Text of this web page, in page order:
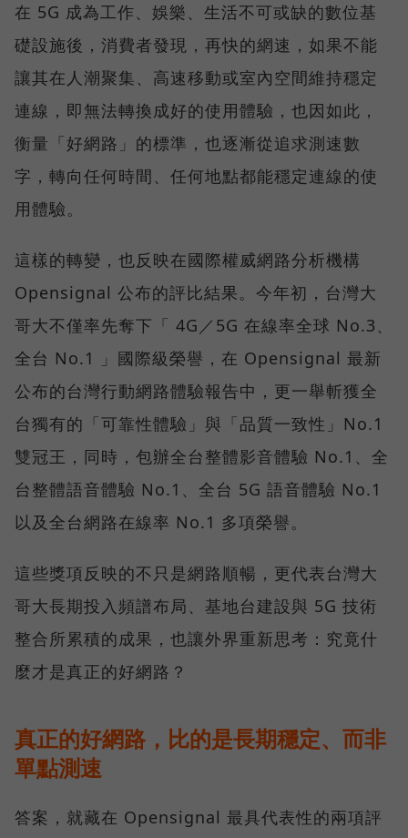
在 5G 成為工作、娛樂、生活不可或缺的數位基
礎設施後，消費者發現，再快的網速，如果不能
讓其在人潮聚集、高速移動或室內空間維持穩定
連線，即無法轉換成好的使用體驗，也因如此，
衡量「好網路」的標準，也逐漸從追求測速數
字，轉向任何時間、任何地點都能穩定連線的使
用體驗。
這樣的轉變，也反映在國際權威網路分析機構
Opensignal 公布的評比結果。今年初，台灣大
哥大不僅率先奪下「 4G／5G 在線率全球 No.3、
全台 No.1 」國際級榮譽，在 Opensignal 最新
公布的台灣行動網路體驗報告中，更一舉斬獲全
台獨有的「可靠性體驗」與「品質一致性」No.1
雙冠王，同時，包辦全台整體影音體驗 No.1、全
台整體語音體驗 No.1、全台 5G 語音體驗 No.1
以及全台網路在線率 No.1 多項榮譽。
這些獎項反映的不只是網路順暢，更代表台灣大
哥大長期投入頻譜布局、基地台建設與 5G 技術
整合所累積的成果，也讓外界重新思考：究竟什
麼才是真正的好網路？
真正的好網路，比的是長期穩定、而非
單點測速
答案，就藏在 Opensignal 最具代表性的兩項評